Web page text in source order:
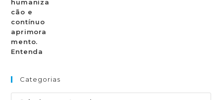
Categorias